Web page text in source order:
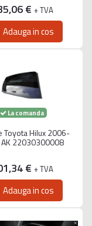
€ + TVA
Adauga in cos
La comanda
Toyota Hilux 2006-
22030300008
€ + TVA
Adauga in cos